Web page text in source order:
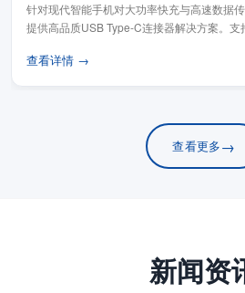
针对现代智能手机对大功率快充与高速数据
提供高品质USB Type-C连接器解决方案。支
查看详情 →
查看更多→
新闻资